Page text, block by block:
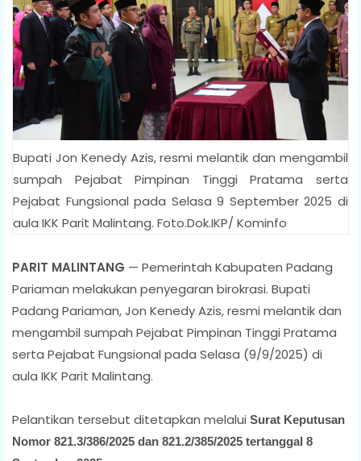
Bupati Jon Kenedy Azis, resmi melantik dan mengambil
sumpah Pejabat Pimpinan Tinggi Pratama serta
Pejabat Fungsional pada Selasa 9 September 2025 di
aula IKK Parit Malintang. Foto.Dok.IKP/ Kominfo
PARIT MALINTANG — Pemerintah Kabupaten Padang
Pariaman melakukan penyegaran birokrasi. Bupati
Padang Pariaman, Jon Kenedy Azis, resmi melantik dan
mengambil sumpah Pejabat Pimpinan Tinggi Pratama
serta Pejabat Fungsional pada Selasa (9/9/2025) di
aula IKK Parit Malintang.
Pelantikan tersebut ditetapkan melalui Surat Keputusan
Nomor 821.3/386/2025 dan 821.2/385/2025 tertanggal 8